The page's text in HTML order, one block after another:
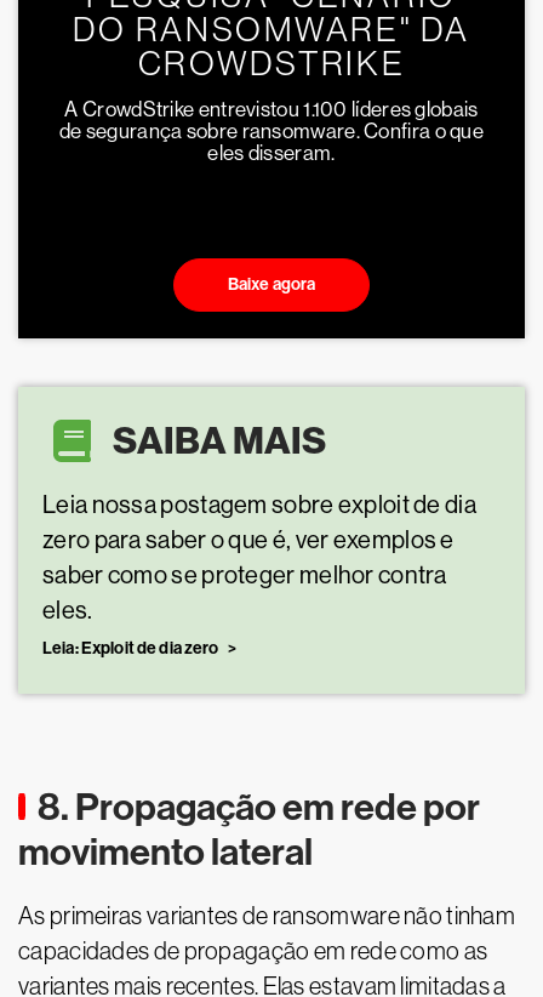
DO RANSOMWARE" DA
CROWDSTRIKE
A CrowdStrike entrevistou 1.100 líderes globais
de segurança sobre ransomware. Confira o que
eles disseram.
Baixe agora
SAIBA MAIS
Leia nossa postagem sobre exploit de dia
zero para saber o que é, ver exemplos e
saber como se proteger melhor contra
eles.
Leia: Exploit de dia zero
8. Propagação em rede por
movimento lateral
As primeiras variantes de ransomware não tinham
capacidades de propagação em rede como as
variantes mais recentes. Elas estavam limitadas a